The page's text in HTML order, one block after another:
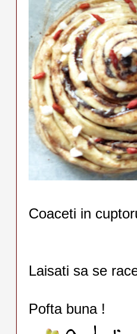
Coaceti in
Laisati sa se
Pofta buna !